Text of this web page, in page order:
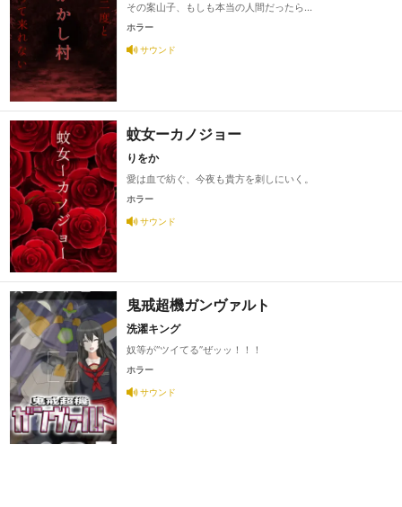
その案山子、もしも本当の人間だったら…
ホラー
サウンド
蚊女ーカノジョー
りをか
愛は血で紡ぐ、今夜も貴方を刺しにいく。
ホラー
サウンド
鬼戒超機ガンヴァルト
洗濯キング
奴等が“ツイてる”ぜッッ！！！
ホラー
サウンド